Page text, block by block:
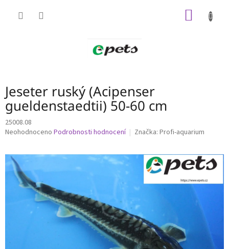
Jeseter ruský (Acipenser
gueldenstaedtii) 50-60 cm
25008.08
Průměrné
je
0,0
hvězdiček.
Neohodnoceno Podrobnosti hodnocení Značka: Profi-aquarium